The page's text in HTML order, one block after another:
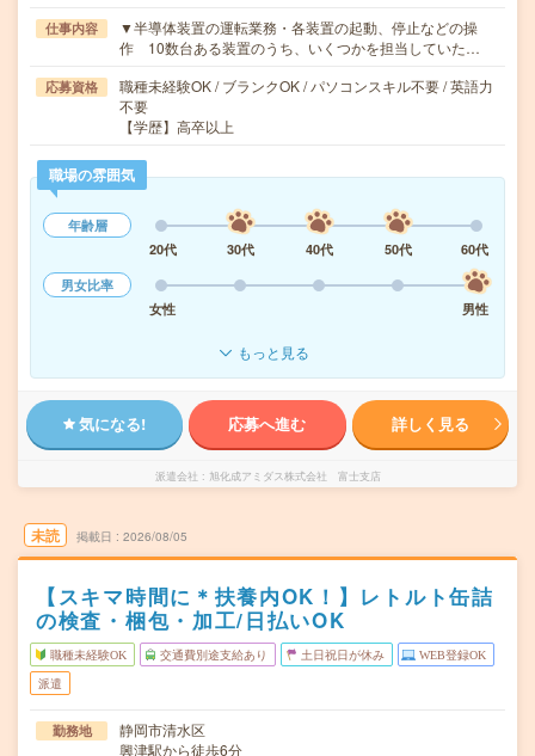
仕事内容
▼半導体装置の運転業務・各装置の起動、停止などの操
作 10数台ある装置のうち、いくつかを担当していた…
応募資格
職種未経験OK / ブランクOK / パソコンスキル不要 / 英語力
不要
【学歴】高卒以上
職場の雰囲気
年齢層
20代
30代 40代 50代
60代
男女比率
女性
男性
もっと見る
気になる! 応募へ進む 詳しく見る
派遣会社 旭化成アミダス株式会社 富士支店
未読 掲載日 2026/08/05
【スキマ時間に＊扶養内OK！】レトルト缶詰
の検査・梱包・加工/日払いOK
職種未経験OK 交通費別途支給あり 土日祝日が休み WEB登録OK
派遣
勤務地
静岡市清水区
興津駅から徒歩6分